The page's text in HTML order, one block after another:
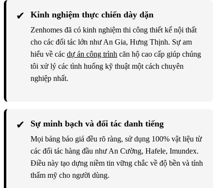
✔ Kinh nghiệm thực chiến dày dặn
Zenhomes đã có kinh nghiệm thi công thiết kế nội thất
cho các đối tác lớn như An Gia, Hưng Thịnh. Sự am
hiểu về các dự án công trình căn hộ cao cấp giúp chúng
tôi xử lý các tình huống kỹ thuật một cách chuyên
nghiệp nhất.
✔ Sự minh bạch và đối tác danh tiếng
Mọi bảng báo giá đều rõ ràng, sử dụng 100% vật liệu từ
các đối tác hàng đầu như An Cường, Hafele, Imundex.
Điều này tạo dựng niềm tin vững chắc về độ bền và tính
thẩm mỹ cho người dùng.